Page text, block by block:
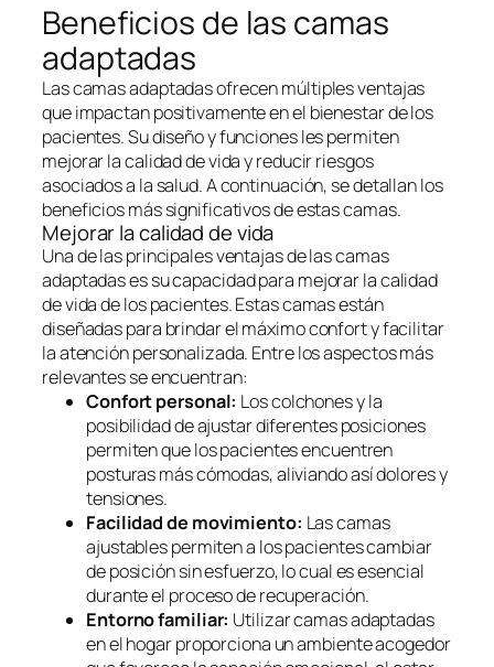
Beneficios de las camas
adaptadas
Las camas adaptadas ofrecen múltiples ventajas
que impactan positivamente en el bienestar de los
pacientes. Su diseño y funciones les permiten
mejorar la calidad de vida y reducir riesgos
asociados a la salud. A continuación, se detallan los
beneficios más significativos de estas camas.
Mejorar la calidad de vida
Una de las principales ventajas de las camas
adaptadas es su capacidad para mejorar la calidad
de vida de los pacientes. Estas camas están
diseñadas para brindar el máximo confort y facilitar
la atención personalizada. Entre los aspectos más
relevantes se encuentran:
Confort personal: Los colchones y la
posibilidad de ajustar diferentes posiciones
permiten que los pacientes encuentren
posturas más cómodas, aliviando así dolores y
tensiones.
Facilidad de movimiento: Las camas
ajustables permiten a los pacientes cambiar
de posición sin esfuerzo, lo cual es esencial
durante el proceso de recuperación.
Entorno familiar: Utilizar camas adaptadas
en el hogar proporciona un ambiente acogedor